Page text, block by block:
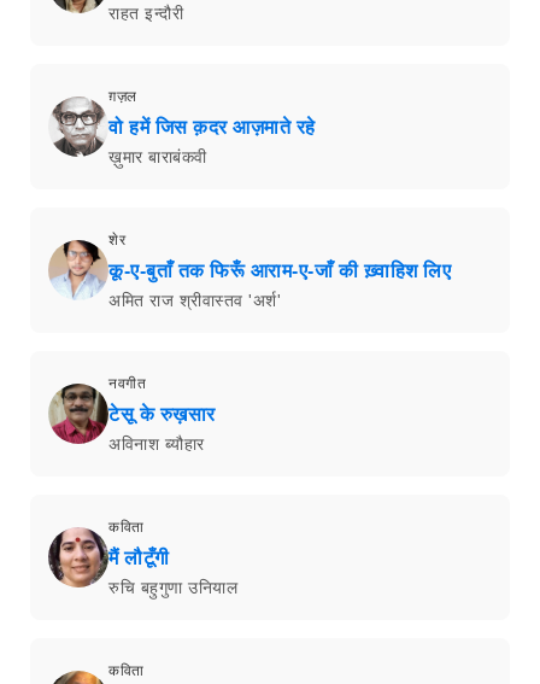
राहत इन्दौरी
ग़ज़ल
वो हमें जिस क़दर आज़माते रहे
ख़ुमार बाराबंकवी
शेर
कू-ए-बुताँ तक फिरूँ आराम-ए-जाँ की ख़्वाहिश लिए
अमित राज श्रीवास्तव 'अर्श'
नवगीत
टेसू के रुख़सार
अविनाश ब्यौहार
कविता
मैं लौटूँगी
रुचि बहुगुणा उनियाल
कविता